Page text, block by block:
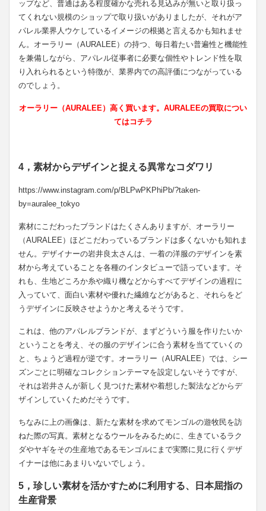
ップなど、普通はある程度確かな売れる見込みが無いと取り扱っ
てくれない規模のショップで取り扱いがありましたが、それがア
パレル業界人ウケしているイメージの根拠と言えるかも知れませ
ん。オーラリー（AURALEE）の持つ、毎日着たい普遍性と機能性
を兼備しながら、アパレル従事者に必要な個性やトレンド性を取
り入れられるという特徴が、業界内での高評価につながっている
のでしょう。
オーラリー（AURALEE）高く買います。AURALEEの買取につい
てはコチラ
4，素材からデザインと捉える異常なコダワリ
https://www.instagram.com/p/BLPwPKPhiPb/?taken-
by=auralee_tokyo
素材にこだわったブランドはたくさんありますが、オーラリー
（AURALEE）ほどこだわっているブランドは多くないかも知れま
せん。デザイナーの岩井良太さんは、一着の洋服のデザインを素
材から考えていることを各種のインタビューで語っています。そ
れも、生地どころか糸や織り機などからすべてデザインの過程に
入っていて、面白い素材や優れた繊維などがあると、それらをど
うデザインに反映させようかと考えるそうです。
これは、他のアパレルブランドが、まずどういう服を作りたいか
ということを考え、その服のデザインに合う素材を当てていくの
と、ちょうど過程が逆です。オーラリー（AURALEE）では、シー
ズンごとに明確なコレクションテーマを設定しないそうですが、
それは岩井さんが新しく見つけた素材や着想した製法などからデ
ザインしていくためだそうです。
ちなみに上の画像は、新たな素材を求めてモンゴルの遊牧民を訪
ねた際の写真。素材となるウールをみるために、生きているラク
ダやヤギをその生産地であるモンゴルにまで実際に見に行くデザ
イナーは他にあまりいないでしょう。
5，珍しい素材を活かすために利用する、日本屈指の
生産背景